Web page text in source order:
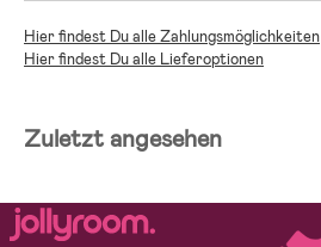
Hier findest Du alle Zahlungsmöglichkeiten
Hier findest Du alle Lieferoptionen
Zuletzt angesehen